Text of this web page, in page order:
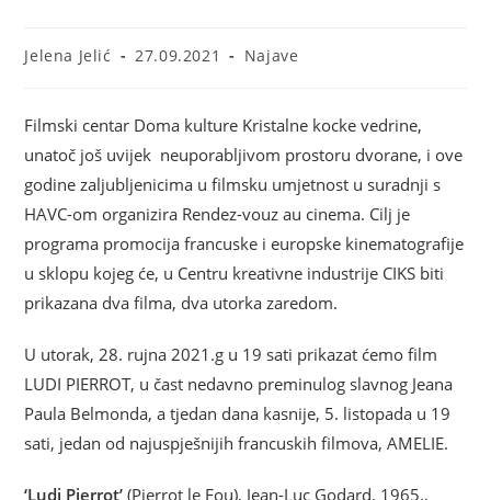
Jelena Jelić 27.09.2021 Najave
Filmski centar Doma kulture Kristalne kocke vedrine,
unatoč još uvijek neuporabljivom prostoru dvorane, i ove
godine zaljubljenicima u filmsku umjetnost u suradnji s
HAVC-om organizira Rendez-vouz au cinema. Cilj je
programa promocija francuske i europske kinematografije
u sklopu kojeg će, u Centru kreativne industrije CIKS biti
prikazana dva filma, dva utorka zaredom.
U utorak, 28. rujna 2021.g u 19 sati prikazat ćemo film
LUDI PIERROT, u čast nedavno preminulog slavnog Jeana
Paula Belmonda, a tjedan dana kasnije, 5. listopada u 19
sati, jedan od najuspješnijih francuskih filmova, AMELIE.
‘Ludi Pierrot’ (Pierrot le Fou), Jean-Luc Godard, 1965.,